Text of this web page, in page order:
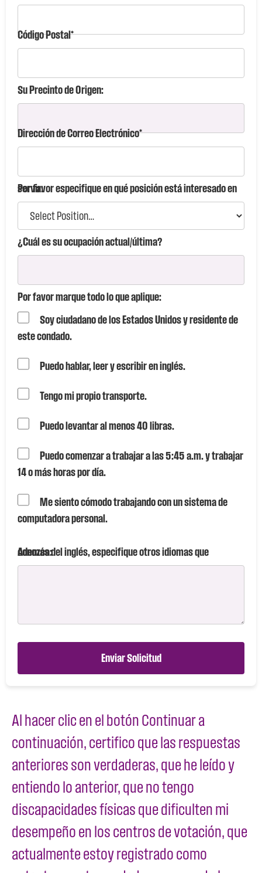
Código Postal*
Su Precinto de Origen:
Dirección de Correo Electrónico*
Por favor especifique en qué posición está interesado en servir:
¿Cuál es su ocupación actual/última?
Por favor marque todo lo que aplique:
Soy ciudadano de los Estados Unidos y residente de
este condado.
Puedo hablar, leer y escribir en inglés.
Tengo mi propio transporte.
Puedo levantar al menos 40 libras.
Puedo comenzar a trabajar a las 5:45 a.m. y trabajar
14 o más horas por día.
Me siento cómodo trabajando con un sistema de
computadora personal.
Además del inglés, especifique otros idiomas que conozca:
Enviar Solicitud
Al hacer clic en el botón Continuar a
continuación, certifico que las respuestas
anteriores son verdaderas, que he leído y
entiendo lo anterior, que no tengo
discapacidades físicas que dificulten mi
desempeño en los centros de votación, que
actualmente estoy registrado como